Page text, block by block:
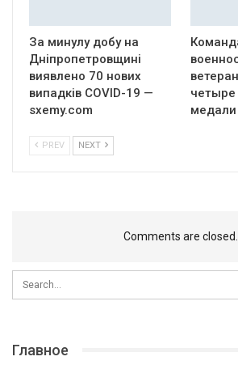
За минулу добу на
Дніпропетровщині
виявлено 70 нових
випадків COVID-19 —
sxemy.com
PREV NEXT
Comments are closed.
Главное